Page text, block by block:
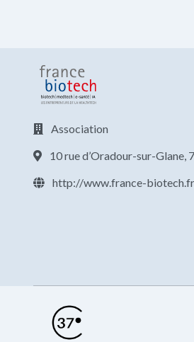
Association
10 rue d’Oradour-sur-Glane,
http://www.france-